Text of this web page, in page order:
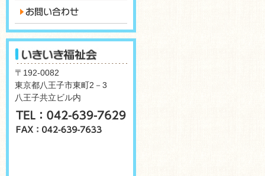
〒192-0082
東京都八王子市東町2－3
八王子共立ビル内